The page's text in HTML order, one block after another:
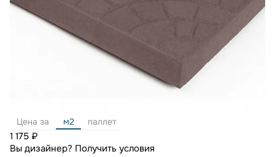
Цена за м2 паллет
1 175 ₽
Вы дизайнер? Получить условия